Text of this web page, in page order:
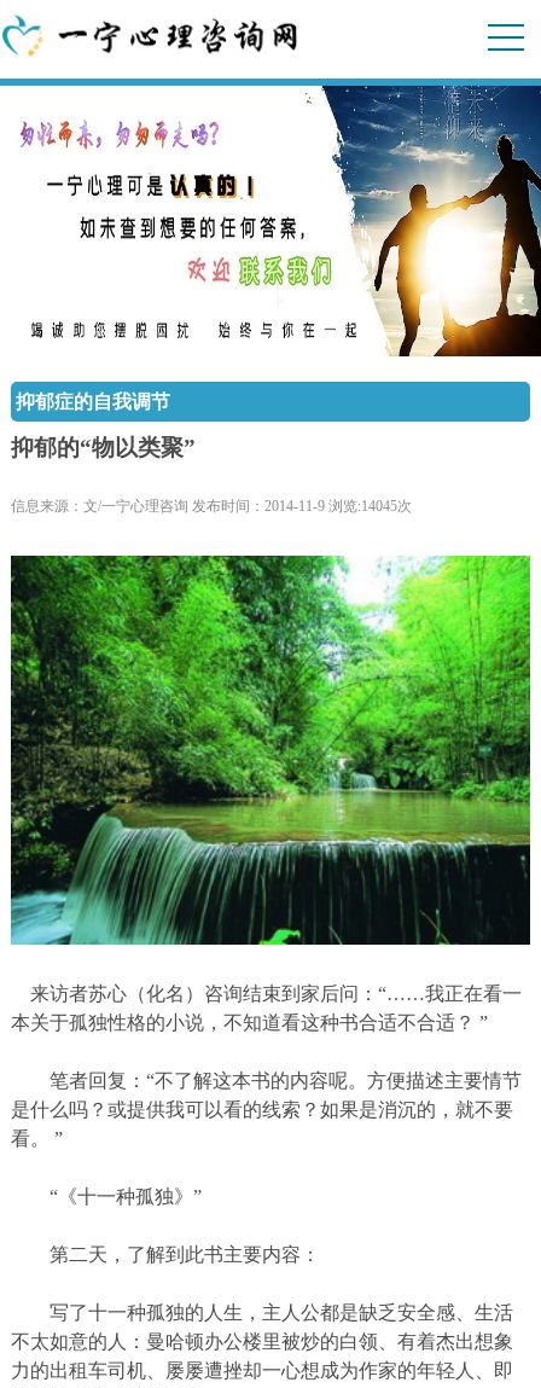
抑郁症的自我调节
抑郁的“物以类聚”
信息来源：文/一宁心理咨询 发布时间：2014-11-9 浏览:14045次
来访者苏心（化名）咨询结束到家后问：“……我正在看一
本关于孤独性格的小说，不知道看这种书合适不合适？ ”
笔者回复：“不了解这本书的内容呢。方便描述主要情节
是什么吗？或提供我可以看的线索？如果是消沉的，就不要
看。
”
“《十一种孤独》”
第二天，了解到此书主要内容：
写了十一种孤独的人生，主人公都是缺乏安全感、生活
不太如意的人：曼哈顿办公楼里被炒的白领、有着杰出想象
力的出租车司机、屡屡遭挫却一心想成为作家的年轻人、即